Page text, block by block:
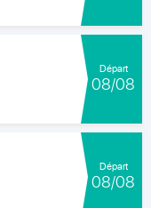
Départ
08/08
Départ
08/08